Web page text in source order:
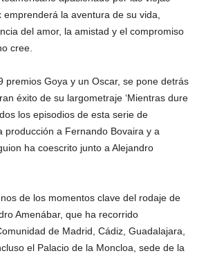
emprenderá la aventura de su vida,
del amor, la amistad y el compromiso
cree.
premios Goya y un Oscar, se pone detrás
éxito de su largometraje ‘Mientras dure
los episodios de esta serie de
producción a Fernando Bovaira y a
ha coescrito junto a Alejandro
de los momentos clave del rodaje de
Amenábar, que ha recorrido
de Madrid, Cádiz, Guadalajara,
el Palacio de la Moncloa, sede de la